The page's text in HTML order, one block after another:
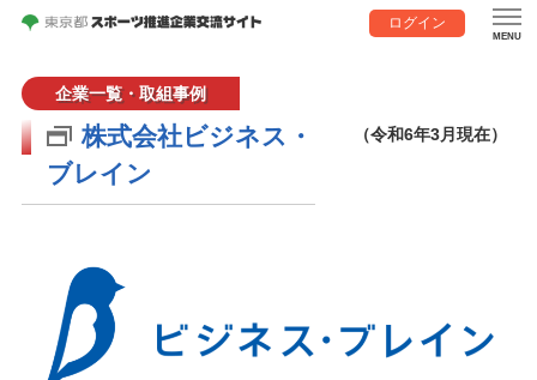
ログイン
企業一覧・取組事例
株式会社ビジネス・
ブレイン
（令和6年3月現在）